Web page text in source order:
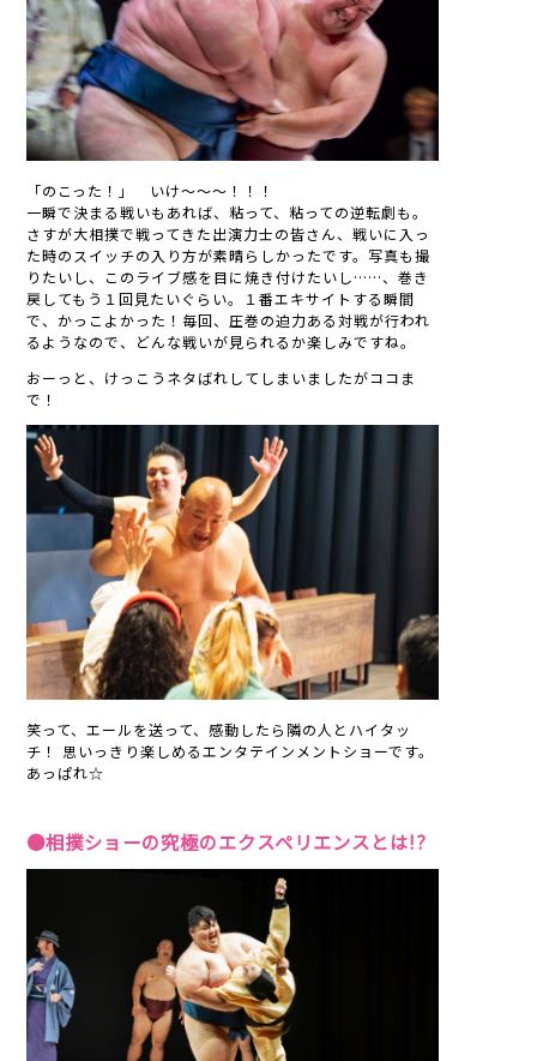
「のこった！」 いけ～～～！！！
一瞬で決まる戦いもあれば、粘って、粘っての逆転劇も。
さすが大相撲で戦ってきた出演力士の皆さん、戦いに入っ
た時のスイッチの入り方が素晴らしかったです。写真も撮
りたいし、このライブ感を目に焼き付けたいし……、巻き
戻してもう１回見たいぐらい。１番エキサイトする瞬間
で、かっこよかった！毎回、圧巻の迫力ある対戦が行われ
るようなので、どんな戦いが見られるか楽しみですね。
おーっと、けっこうネタばれしてしまいましたがココま
で！
笑って、エールを送って、感動したら隣の人とハイタッ
チ！ 思いっきり楽しめるエンタテインメントショーです。
あっぱれ☆
●相撲ショーの究極のエクスペリエンスとは!?